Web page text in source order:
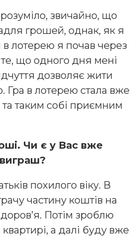
звичайно, що
грошей, однак, як я
в лотерею я почав через
те, що одного дня мені
дозволяє жити
Гра в лотерею стала вже
таким собі приємним
Чи є у Вас вже
похилого віку. В
частину коштів на
Потім зроблю
а далі буду вже